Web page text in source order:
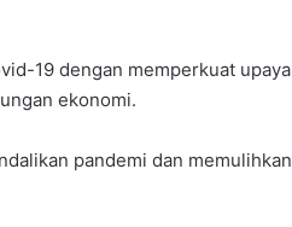
19 dengan memperkuat upaya
ekonomi.
pandemi dan memulihkan